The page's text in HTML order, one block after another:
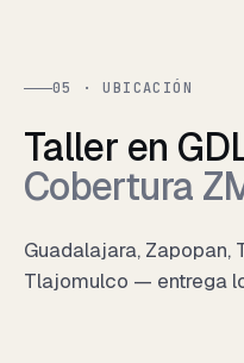
05 · UBICACIÓN
Taller en
Cobertura
Guadalajara, Zapopan,
Tlajomulco — entrega